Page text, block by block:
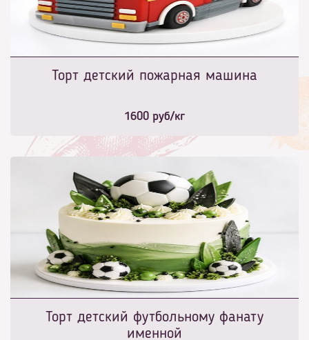
Торт детский пожарная машина
1600 руб/кг
Торт детский футбольному фанату
именной